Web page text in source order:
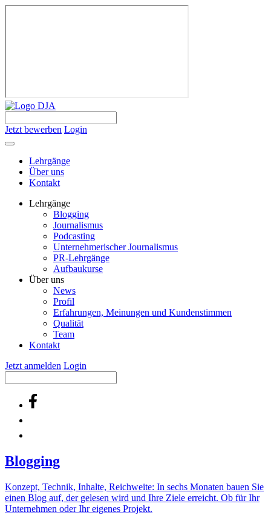
Jetzt bewerben Login
Lehrgänge
Über uns
Kontakt
Lehrgänge
Blogging
Journalismus
Podcasting
Unternehmerischer Journalismus
PR-Lehrgänge
Aufbaukurse
Über uns
News
Profil
Erfahrungen, Meinungen und Kundenstimmen
Qualität
Team
Kontakt
Jetzt anmelden Login
Blogging
Konzept, Technik, Inhalte, Reichweite: In sechs Monaten bauen Sie
einen Blog auf, der gelesen wird und Ihre Ziele erreicht. Ob für Ihr
Unternehmen oder Ihr eigenes Projekt.